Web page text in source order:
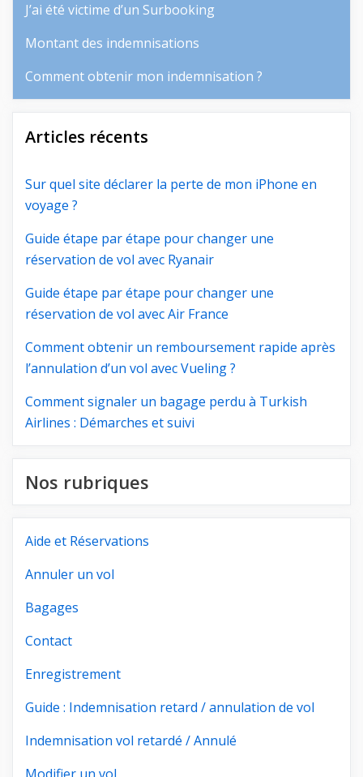
J’ai été victime d’un Surbooking
Montant des indemnisations
Comment obtenir mon indemnisation ?
Articles récents
Sur quel site déclarer la perte de mon iPhone en
voyage ?
Guide étape par étape pour changer une
réservation de vol avec Ryanair
Guide étape par étape pour changer une
réservation de vol avec Air France
Comment obtenir un remboursement rapide après
l’annulation d’un vol avec Vueling ?
Comment signaler un bagage perdu à Turkish
Airlines : Démarches et suivi
Nos rubriques
Aide et Réservations
Annuler un vol
Bagages
Contact
Enregistrement
Guide : Indemnisation retard / annulation de vol
Indemnisation vol retardé / Annulé